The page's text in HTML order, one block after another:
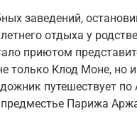
заведений,
отдыха у
приютом
только Клод Моне, но и
путешествует по
Парижа